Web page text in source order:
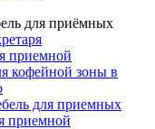
для приёмных
приемной
кофейной зоны в
для приемных
приемной